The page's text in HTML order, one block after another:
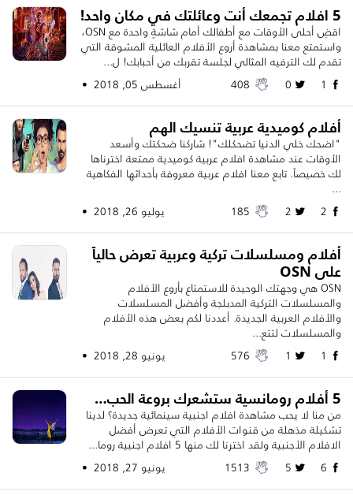
5 افلام تجمعك أنت وعائلتك في مكان واحد!
اقضِ أحلى الأوقات مع أطفالك أمام شاشةٍ واحدة مع OSN،
واستمتع معنا بمشاهدة أروع الأفلام العائلية المشوقة التي
تقدم لك الترفيه المثالي لجلسة تقربك من أحبابك! ل...
أغسطس 05, 2018 •
أفلام كوميدية عربية تنسيك الهم
"اضحك خلي الدنيا تضحكلك"! شاركنا ضحكتك وأسعد
الأوقات عند مشاهدة افلام عربية كوميدية ممتعة اخترناها
لك خصيصاً. تابع معنا افلام عربية معروفة بأحداثها الفكاهية
...
يوليو 26, 2018 •
أفلام ومسلسلات تركية وعربية تعرض حالياً
على OSN
OSN هي وجهتك الوحيدة للاستمتاع بأروع الأفلام
والمسلسلات التركية المدبلجة وأفضل المسلسلات
والأفلام العربية الجديدة. أعددنا لكم بعض هذه الأفلام
والمسلسلات لتتع...
يونيو 28, 2018 •
5 أفلام رومانسية ستشعرك بروعة الحب…
من منا لا يحب مشاهدة افلام اجنبية سينمائية جديدة؟ لدينا
تشكيلة مذهلة من قنوات الأفلام التي تعرض أفضل
الافلام الأجنبية ولقد اخترنا لك منها 5 افلام اجنبية روما...
يونيو 27, 2018 •